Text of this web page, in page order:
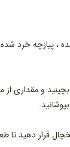
، پیازچه خرد
و مقداری